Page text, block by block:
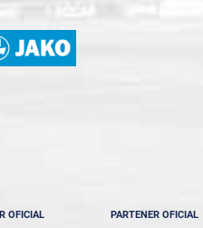
OFICIAL PARTENER OFICIAL